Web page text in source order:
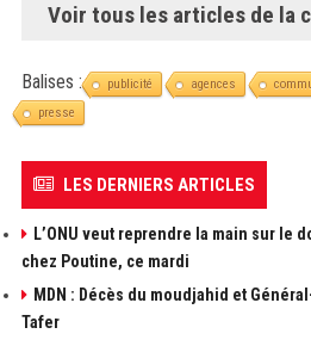
Voir tous les articles de la
Balises : publicité agences
presse
LES DERNIERS ARTICLES
L’ONU veut reprendre la main sur le
chez Poutine, ce mardi
MDN : Décès du moudjahid et
Tafer